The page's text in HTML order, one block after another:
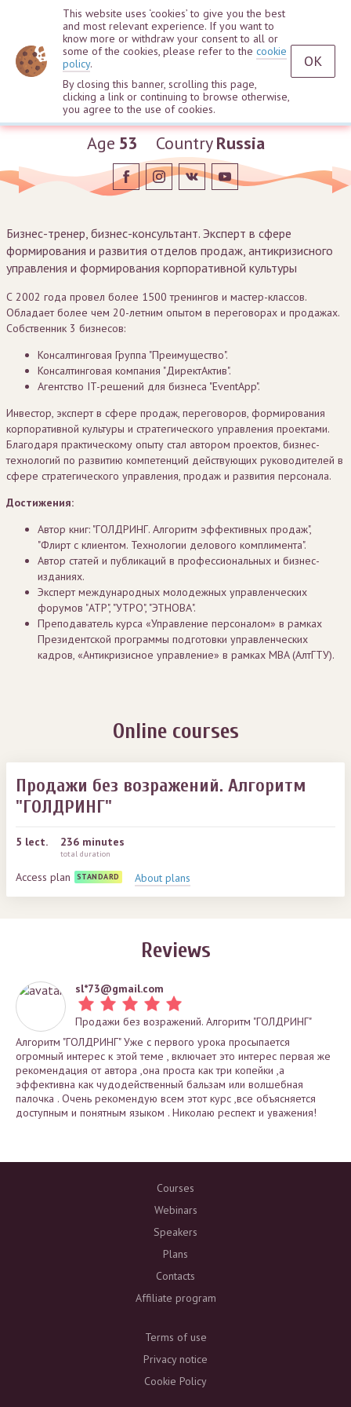
Nikolai Goleshchikhin
Age 53 CountryRussia
Бизнес-тренер, бизнес-консультант. Эксперт в сфере
формирования и развития отделов продаж, антикризисного
управления и формирования корпоративной культуры
С 2002 года провел более 1500 тренингов и мастер-классов.
Обладает более чем 20-летним опытом в переговорах и продажах.
Собственник 3 бизнесов:
Консалтинговая Группа "Преимущество".
Консалтинговая компания "ДиректАктив".
Агентство IT-решений для бизнеса "EventApp".
Инвестор, эксперт в сфере продаж, переговоров, формирования
корпоративной культуры и стратегического управления проектами.
Благодаря практическому опыту стал автором проектов, бизнес-
технологий по развитию компетенций действующих руководителей в
сфере стратегического управления, продаж и развития персонала.
Достижения:
Автор книг: "ГОЛДРИНГ. Алгоритм эффективных продаж",
"Флирт с клиентом. Технологии делового комплимента".
Автор статей и публикаций в профессиональных и бизнес-
изданиях.
Эксперт международных молодежных управленческих
форумов "АТР", "УТРО", "ЭТНОВА".
Преподаватель курса «Управление персоналом» в рамках
Президентской программы подготовки управленческих
кадров, «Антикризисное управление» в рамках MBA (АлтГТУ).
Online courses
Продажи без возражений. Алгоритм
"ГОЛДРИНГ"
5 lect. 236 minutes
total duration
Access plan STANDARD About plans
Reviews
sl*73@gmail.com
Продажи без возражений. Алгоритм "ГОЛДРИНГ"
Алгоритм "ГОЛДРИНГ" Уже с первого урока просыпается
огромный интерес к этой теме , включает это интерес первая же
рекомендация от автора ,она проста как три копейки ,а
эффективна как чудодейственный бальзам или волшебная
палочка . Очень рекомендую всем этот курс ,все объясняется
доступным и понятным языком . Николаю респект и уважения!
Courses
Webinars
Speakers
Plans
Contacts
Affiliate program
Terms of use
Privacy notice
Cookie Policy
This website uses ‘cookies’ to give you the best
and most relevant experience. If you want to
know more or withdraw your consent to all or
some of the cookies, please refer to the cookie
policy.
By closing this banner, scrolling this page,
clicking a link or continuing to browse otherwise,
you agree to the use of cookies.
OK